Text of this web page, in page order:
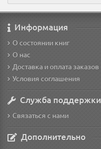
Информация
О состоянии книг
О нас
Доставка и оплата заказов
Условия соглашения
Служба поддержки
Связаться с нами
Дополнительно